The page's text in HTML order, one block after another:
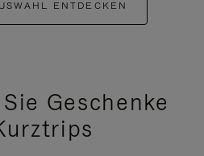
ENTDECKEN
Geschenke